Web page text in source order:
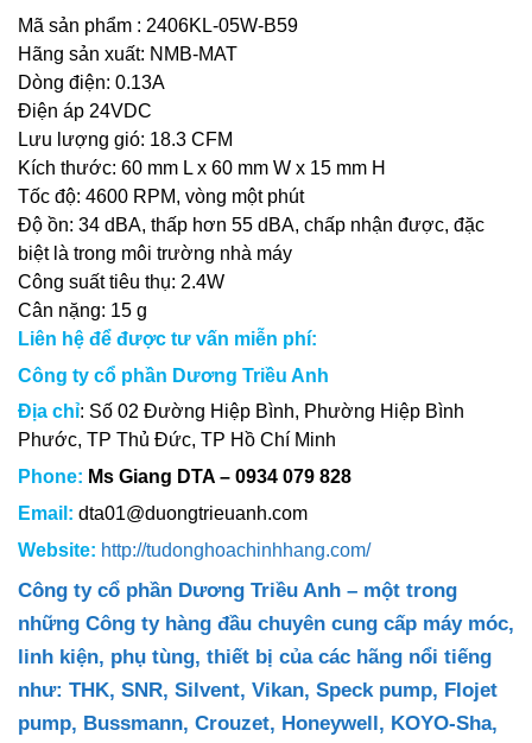
Mã sản phẩm : 2406KL-05W-B59
Hãng sản xuất: NMB-MAT
Dòng điện: 0.13A
Điện áp 24VDC
Lưu lượng gió: 18.3 CFM
Kích thước: 60 mm L x 60 mm W x 15 mm H
Tốc độ: 4600 RPM, vòng một phút
Độ ồn: 34 dBA, thấp hơn 55 dBA, chấp nhận được, đặc
biệt là trong môi trường nhà máy
Công suất tiêu thụ: 2.4W
Cân nặng: 15 g
Liên hệ để được tư vấn miễn phí:
Công ty cổ phần Dương Triều Anh
Địa chỉ: Số 02 Đường Hiệp Bình, Phường Hiệp Bình
Phước, TP Thủ Đức, TP Hồ Chí Minh
Phone: Ms Giang DTA – 0934 079 828
Email: dta01@duongtrieuanh.com
Website: http://tudonghoachinhhang.com/
Công ty cổ phần Dương Triều Anh – một trong
những Công ty hàng đầu chuyên cung cấp máy móc,
linh kiện, phụ tùng, thiết bị của các hãng nổi tiếng
như: THK, SNR, Silvent, Vikan, Speck pump, Flojet
pump, Bussmann, Crouzet, Honeywell, KOYO-Sha,